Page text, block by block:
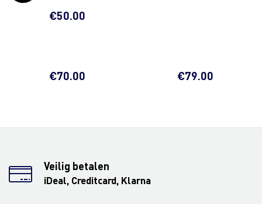
€50.00
€70.00 €79.00
Veilig betalen
iDeal, Creditcard, Klarna